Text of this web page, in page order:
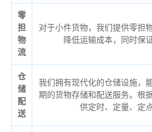
零
担
物
流
对于小件货物，我们提供零担
降低运输成本，同时保
仓
储
配
送
我们拥有现代化的仓储设施，
期的货物存储和配送服务。根
供定时、定量、定